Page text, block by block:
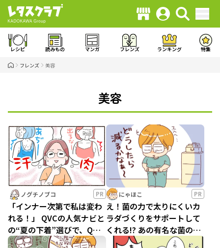
レシピ 読みもの マンガ フレンズ ランキング 特集
フレンズ 美容
美容
ノグチノブコ PR
「インナー次第で私は変わ
れる！」 QVCの人気ナビと
の“夏の下着”選びで、QOL
が爆上がり!?
にゃほこ PR
え！菌の力で太りにくいカ
ラダづくりをサポートして
くれる!? あの有名な菌の驚
きの新事実とは